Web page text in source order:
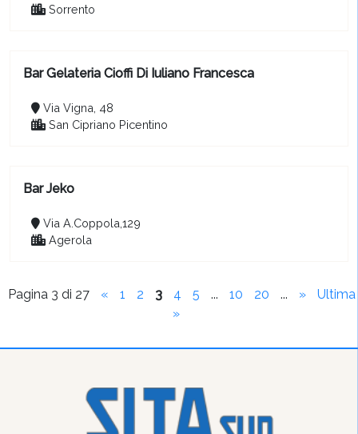
Sorrento
Bar Gelateria Cioffi Di Iuliano Francesca
Via Vigna, 48
San Cipriano Picentino
Bar Jeko
Via A.Coppola,129
Agerola
Pagina 3 di 27 « 1 2 3 4 5 ... 10 20 ... »
Ultima
»